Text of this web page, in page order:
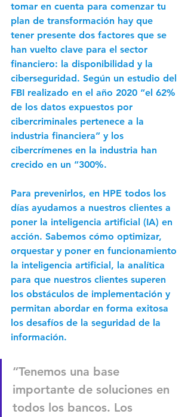
tomar en cuenta para comenzar tu
plan de transformación hay que
tener presente dos factores que se
han vuelto clave para el sector
financiero: la disponibilidad y la
ciberseguridad. Según un estudio del
FBI realizado en el año 2020 “el 62%
de los datos expuestos por
cibercriminales pertenece a la
industria financiera” y los
cibercrímenes en la industria han
crecido en un “300%.
Para prevenirlos, en HPE todos los
días ayudamos a nuestros clientes a
poner la inteligencia artificial (IA) en
acción. Sabemos cómo optimizar,
orquestar y poner en funcionamiento
la inteligencia artificial, la analítica
para que nuestros clientes superen
los obstáculos de implementación y
permitan abordar en forma exitosa
los desafíos de la seguridad de la
información.
“Tenemos una base
importante de soluciones en
todos los bancos. Los